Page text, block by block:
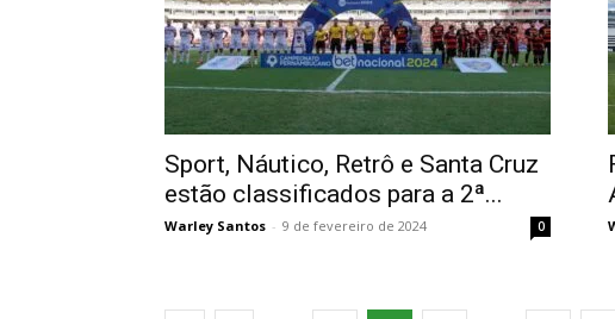
Sport, Náutico, Retrô e Santa Cruz
estão classificados para a 2ª...
Warley Santos - 9 de fevereiro de 2024 0